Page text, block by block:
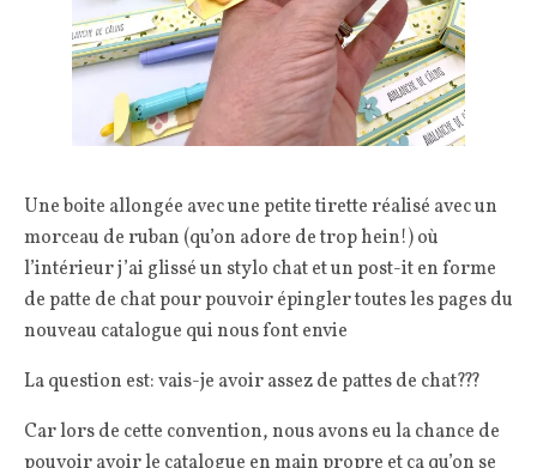
Une boite allongée avec une petite tirette réalisé avec un
morceau de ruban (qu’on adore de trop hein!) où
l’intérieur j’ai glissé un stylo chat et un post-it en forme
de patte de chat pour pouvoir épingler toutes les pages du
nouveau catalogue qui nous font envie
La question est: vais-je avoir assez de pattes de chat???
Car lors de cette convention, nous avons eu la chance de
pouvoir avoir le catalogue en main propre et ça qu’on se